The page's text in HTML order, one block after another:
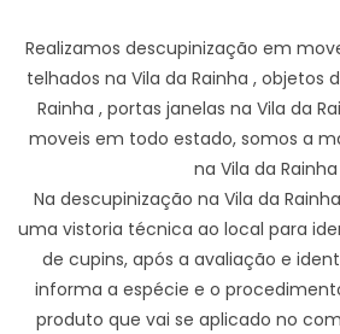
Realizamos descupinização em
telhados na Vila da Rainha , objetos
Rainha , portas janelas na Vila da
moveis em todo estado, somos a
na Vila da Rainha
Na descupinização na Vila da
uma vistoria técnica ao local para
de cupins, após a avaliação e
informa a espécie e o
produto que vai se aplicado no